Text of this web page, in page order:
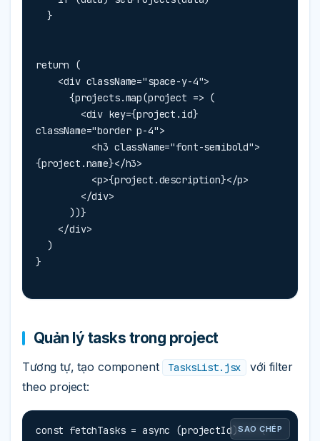
  }
return (
      {projects.map(project => (
className="border p-4">
{project.name}</h3>
}
Quản lý tasks trong project
Tương tự, tạo component TasksList.jsx
với filter
theo project:
SAO CHÉP
const fetchTasks = async (projectId) => {